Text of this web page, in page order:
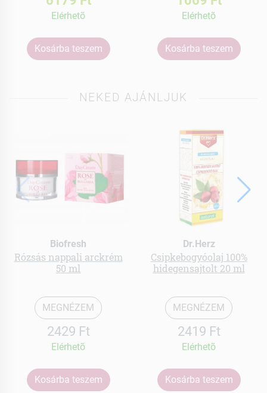
Elérhetõ
Kosárba teszem
Elérhetõ
Kosárba teszem
NEKED AJÁNLJUK
Biofresh
Rózsás nappali arckrém
50 ml
MEGNÉZEM
2429 Ft
Elérhetõ
Kosárba teszem
Dr.Herz
Csipkebogyóolaj 100%
hidegensajtolt 20 ml
MEGNÉZEM
2419 Ft
Elérhetõ
Kosárba teszem